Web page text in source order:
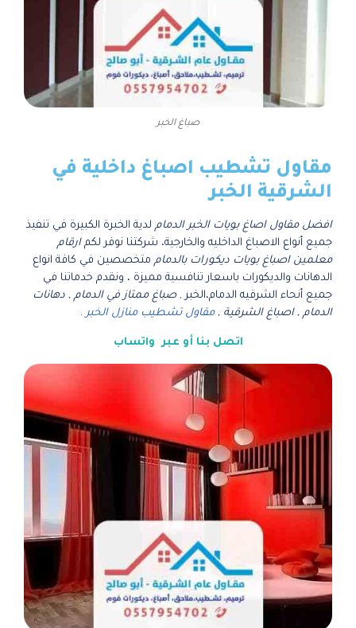
صباغ الخبر
مقاول تشطيب اصباغ داخلية في
الشرقية الخبر
افضل مقاول اصاغ بويات الخبر الدمام لدية الخبرة الكبيرة في تنفيذ
جميع أنواع الاصباغ الداخليه والخارجية، شركتنا نوفر لكمارقام
معلمين اصباغ بويات ديكورات بالدمام متخصصين في كافة انواع
الدهانات والديكورات باسعار تنافسية مميزة ، ونقدم خدماتنا في
جميع أنحاء الشرقيه الدمام،الخبر , صباغ ممتاز في الدمام , دهانات
الدمام , اصباغ الشرقية ,مقاول تشطيب منازل الخبر .
اتصل بنا أو عبر واتساب